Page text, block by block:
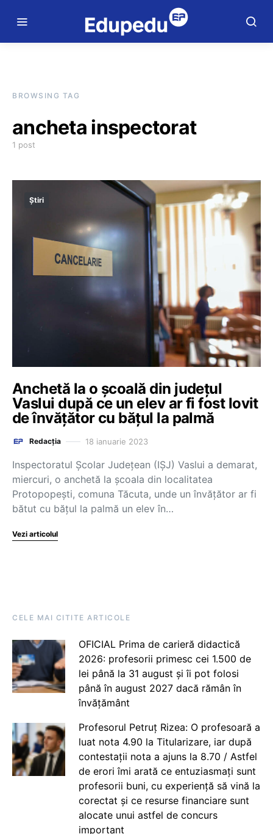
BROWSING TAG
ancheta inspectorat
1 post
Știri
Anchetă la o școală din județul
Vaslui după ce un elev ar fi fost lovit
de învățător cu bățul la palmă
Redacția 18 ianuarie 2023
Inspectoratul Şcolar Judeţean (IŞJ) Vaslui a demarat,
miercuri, o anchetă la şcoala din localitatea
Protopopeşti, comuna Tăcuta, unde un învăţător ar fi
bătut cu băţul la palmă un elev în…
Vezi articolul
CELE MAI CITITE ARTICOLE
OFICIAL Prima de carieră didactică
2026: profesorii primesc cei 1.500 de
lei până la 31 august și îi pot folosi
până în august 2027 dacă rămân în
învățământ
Profesorul Petruț Rizea: O profesoară a
luat nota 4.90 la Titularizare, iar după
contestații nota a ajuns la 8.70 / Astfel
de erori îmi arată ce entuziasmați sunt
profesorii buni, cu experiență să vină la
corectat și ce resurse financiare sunt
alocate unui astfel de concurs
important